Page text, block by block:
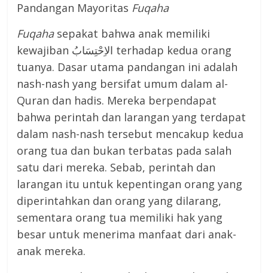
Pandangan Mayoritas Fuqaha
Fuqahasepakat bahwa anak memiliki
kewajiban الاِحْتِسَابُ terhadap kedua orang
tuanya. Dasar utama pandangan ini adalah
nash-nash yang bersifat umum dalam al-
Quran dan hadis. Mereka berpendapat
bahwa perintah dan larangan yang terdapat
dalam nash-nash tersebut mencakup kedua
orang tua dan bukan terbatas pada salah
satu dari mereka. Sebab, perintah dan
larangan itu untuk kepentingan orang yang
diperintahkan dan orang yang dilarang,
sementara orang tua memiliki hak yang
besar untuk menerima manfaat dari anak-
anak mereka.